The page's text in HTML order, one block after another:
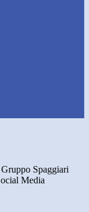
Spaggiari
Media